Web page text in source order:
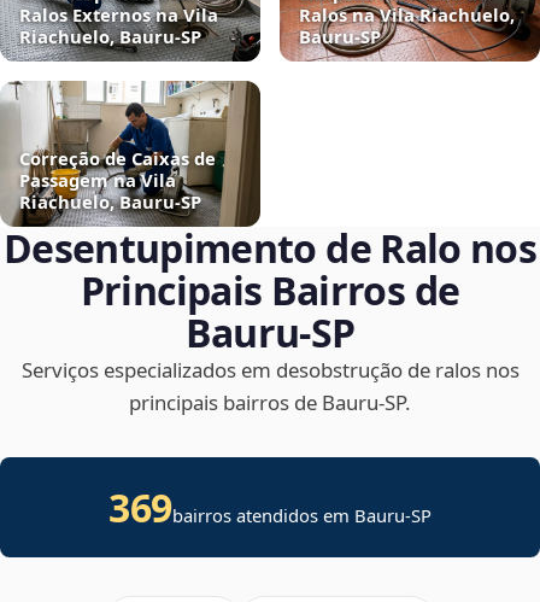
Ralos Externos na Vila
Riachuelo, Bauru‑SP
Ralos na Vila Riachuelo,
Bauru‑SP
Correção de Caixas de
Passagem na Vila
Riachuelo, Bauru‑SP
Desentupimento de Ralo nos
Principais Bairros de
Bauru‑SP
Serviços especializados em desobstrução de ralos nos
principais bairros de Bauru‑SP.
369bairros atendidos em Bauru-SP